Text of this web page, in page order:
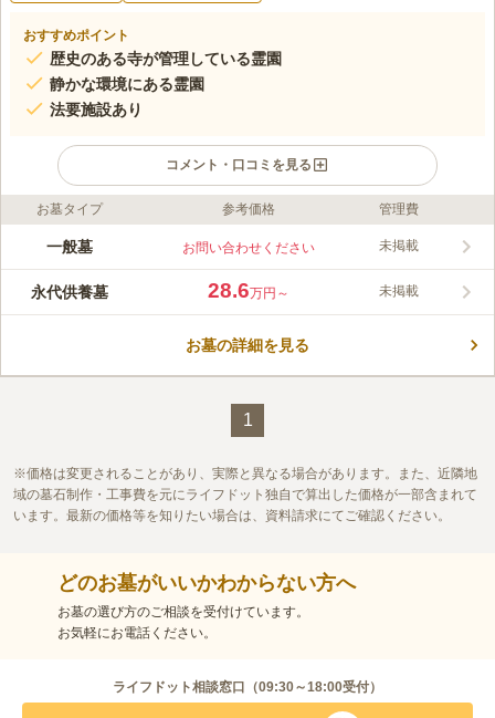
おすすめポイント
歴史のある寺が管理している霊園
静かな環境にある霊園
法要施設あり
コメント・口コミを見る
ライフドット編集部のコメント
600年以上の歴史を持つ、真言宗智山派の寺院です。智積院を総
決してくれる仏様として知られています。 1435（永享7年）に法
印真海上人が創建したとされている真言宗の寺「東福寺」が管理
苦悩を救う仏様として、周辺住民から愛されています。 周りに
この霊園はまだ誰からも評価されていません。
お墓タイプ 参考価格 管理費
一般墓 お問い合わせください 未掲載
永代供養墓 28.6万円～ 未掲載
お墓の詳細を見る
1
価格は変更されることがあり、実際と異なる場合があります。また、近隣地
域の墓石制作・工事費を元にライフドット独自で算出した価格が一部含まれて
います。最新の価格等を知りたい場合は、資料請求にてご確認ください。
どのお墓がいいかわからない方へ
お墓の選び方のご相談を受付けています。
お気軽にお電話ください。
ライフドット相談窓口（09:30～18:00受付）